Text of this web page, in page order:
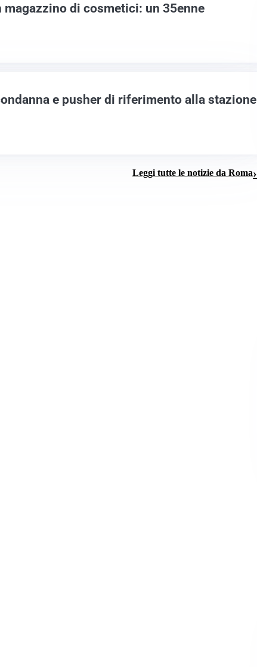
magazzino di cosmetici: un 35enne
e pusher di riferimento alla stazione
Leggi tutte le notizie da Roma